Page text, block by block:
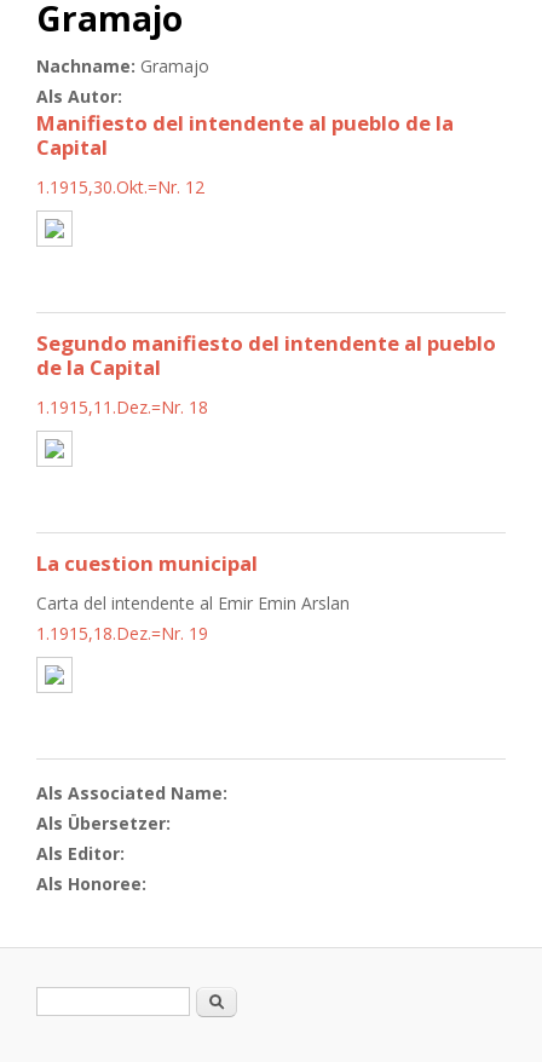
Gramajo
Nachname: Gramajo
Als Autor:
Manifiesto del intendente al pueblo de la
Capital
1.1915,30.Okt.=Nr. 12
Segundo manifiesto del intendente al pueblo
de la Capital
1.1915,11.Dez.=Nr. 18
La cuestion municipal
Carta del intendente al Emir Emin Arslan
1.1915,18.Dez.=Nr. 19
Als Associated Name:
Als Übersetzer:
Als Editor:
Als Honoree:
Suche